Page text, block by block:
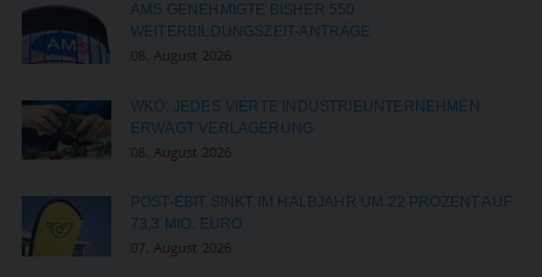
AMS GENEHMIGTE BISHER 550
WEITERBILDUNGSZEIT-ANTRÄGE
08. August 2026
WKÖ: JEDES VIERTE INDUSTRIEUNTERNEHMEN
ERWÄGT VERLAGERUNG
08. August 2026
POST-EBIT SINKT IM HALBJAHR UM 22 PROZENT AUF
73,3 MIO. EURO
07. August 2026